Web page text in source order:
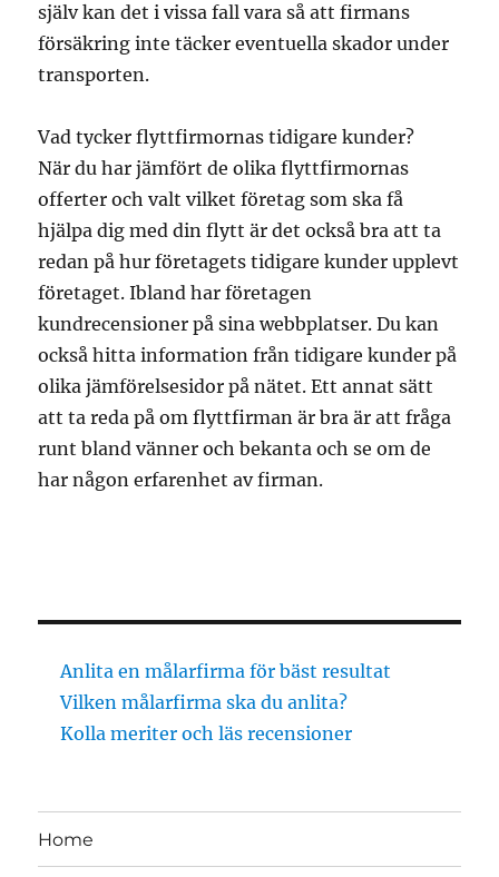
själv kan det i vissa fall vara så att firmans
försäkring inte täcker eventuella skador under
transporten.
Vad tycker flyttfirmornas tidigare kunder?
När du har jämfört de olika flyttfirmornas
offerter och valt vilket företag som ska få
hjälpa dig med din flytt är det också bra att ta
redan på hur företagets tidigare kunder upplevt
företaget. Ibland har företagen
kundrecensioner på sina webbplatser. Du kan
också hitta information från tidigare kunder på
olika jämförelsesidor på nätet. Ett annat sätt
att ta reda på om flyttfirman är bra är att fråga
runt bland vänner och bekanta och se om de
har någon erfarenhet av firman.
Anlita en målarfirma för bäst resultat
Vilken målarfirma ska du anlita?
Kolla meriter och läs recensioner
Home